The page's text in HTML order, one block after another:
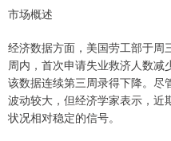
市场概述
经济数据方面，美国劳工部于
周内，首次申请失业救济人数
该数据连续第三周录得下降。尽
波动较大，但经济学家表示，近
状况相对稳定的信号。